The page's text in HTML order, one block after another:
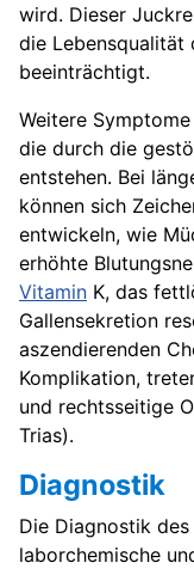
wird. Dieser
die Lebensqualität
beeinträchtigt.
Weitere
die durch die
entstehen. Bei
können sich
entwickeln, wie
erhöhte
Vitamin K, das
Gallensekretion
aszendierenden
Komplikation,
und rechtsseitige
Trias).
Diagnostik
Die Diagnostik
laborchemische